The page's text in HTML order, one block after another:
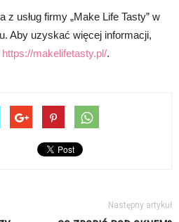
usług firmy „Make Life Tasty” w
Aby uzyskać więcej informacji,
https://makelifetasty.pl/.
Następny artykuł